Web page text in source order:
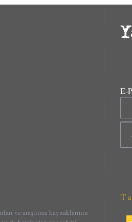
ve araştırma kaynaklarının
E-